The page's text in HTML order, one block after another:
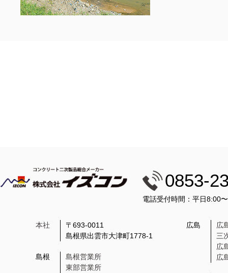
0853-
電話受付時間：平日8:00
本社
〒693-0011
島根県出雲市大津町1778-1
島根
島根営業所
東部営業所
広島
広
三
広
広